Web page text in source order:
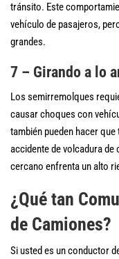
tránsito. Este
vehículo de pasajeros,
grandes.
7 – Girando a lo
Los semirremolques
causar choques con
también pueden hacer
accidente de volcadura
cercano enfrenta un alto
¿Qué tan
de Camiones?
Si usted es un conductor